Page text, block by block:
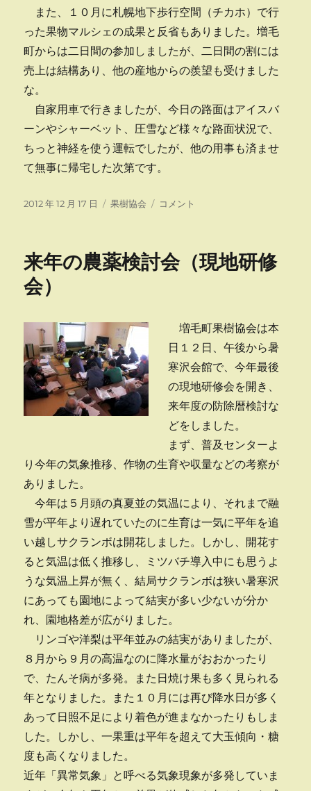
また、１０月に札幌地下歩行空間（チカホ）で行
った果物マルシェの成果と反省もありました。増毛
町からは二日間の参加しましたが、二日間の割には
売上は結構あり、他の産地からの羨望も受けました
な。
自家用車で行きましたが、今日の路面はアイスバ
ーンやシャーベット、圧雪など様々な路面状況で、
ちっと神経を使う運転でしたが、他の用事も済ませ
て無事に帰宅した次第です。
投
2012 年 12 月 17 日
カ
ー
果樹協会
道
会
コメント
来年の農薬検討会（現地研修
会）
増毛町果樹協会は本
日１２日、午後から暑
寒沢会館で、今年最後
の現地研修会を開き、
来年度の防除暦検討な
どをしました。
まず、普及センターよ
り今年の気象推移、作物の生育や収量などの考察が
ありました。
今年は５月頭の真夏並の気温により、それまで融
雪が平年より遅れていたのに生育は一気に平年を追
い越しサクランボは開花しました。しかし、開花す
ると気温は低く推移し、ミツバチ導入中にも思うよ
うな気温上昇が無く、結局サクランボは狭い暑寒沢
にあっても園地によって結実が多い少ないが分か
れ、園地格差が広がりました。
リンゴや洋梨は平年並みの結実がありましたが、
８月から９月の高温なのに降水量がおおかったり
で、たんそ病が多発。また日焼け果も多く見られる
年となりました。また１０月には再び降水日が多く
あって日照不足により着色が進まなかったりもしま
した。しかし、一果重は平年を超えて大玉傾向・糖
度も高くなりました。
近年「異常気象」と呼べる気象現象が多発していま